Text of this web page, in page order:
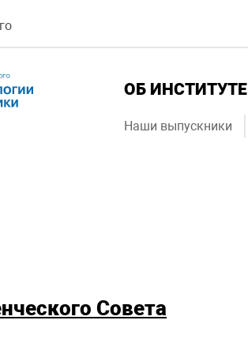
ОБ ИНСТИТУТЕ
Наши выпускники
Совета